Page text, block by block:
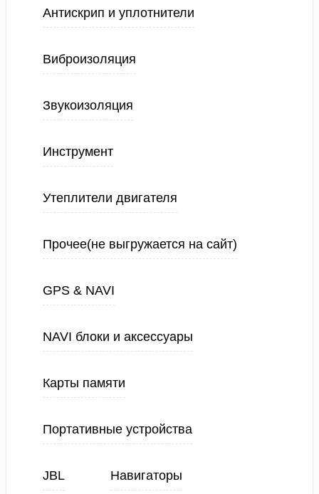
Антискрип и уплотнители
Виброизоляция
Звукоизоляция
Инструмент
Утеплители двигателя
Прочее(не выгружается на сайт)
GPS & NAVI
NAVI блоки и аксессуары
Карты памяти
Портативные устройства
JBL Навигаторы